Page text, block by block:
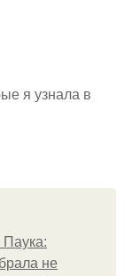
я узнала в
не